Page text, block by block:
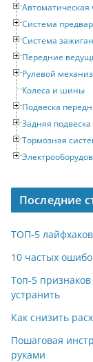
Автоматическая
Система
Система
Передние
Рулевой
Колеса и шины
Подвеска
Задняя подвеска
Тормозная
Последние
ТОП-5
10 частых
Топ-5
устранить
Как снизить
Пошаговая
руками